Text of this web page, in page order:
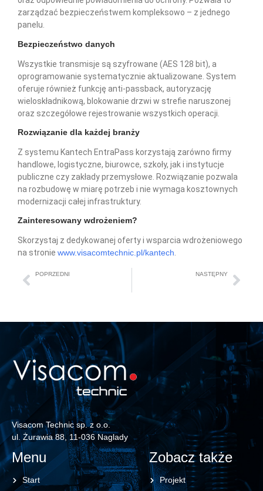
zarządzać bezpieczeństwem kompleksowo – z jednego
panelu.
Bezpieczeństwo danych
Wszystkie transmisje są szyfrowane (AES 128 bit), a
oprogramowanie systematycznie aktualizowane. System
oferuje również funkcję anti-passback, autoryzację
wieloskładnikową, blokowanie drzwi w strefie naruszonej
oraz szczegółowe rejestrowanie wszystkich operacji.
Rozwiązanie dla każdej branży
Z systemu Kantech EntraPass korzystają zarówno firmy
handlowe, logistyczne, biurowce, szkoły, jak i instytucje
publiczne czy zakłady przemysłowe. Rozwiązanie pozwala
na rozbudowę w miarę potrzeb i nie wymaga kosztownych
modernizacji całej infrastruktury.
Zainteresowany wdrożeniem?
Skorzystaj z dedykowanej oferty i wsparcia wdrożeniowego
na stronie www.visacomtechnic.pl/kantech.
POPRZEDNI
NASTĘPNY
Visacom Technic sp. z o.o.
ul. Żurawia 88, 11-036 Naglady
Menu
Start
Zobacz także
Projekt